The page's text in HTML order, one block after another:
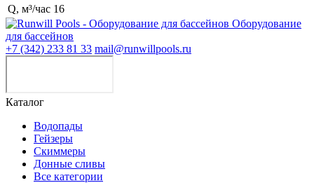
Q, м³/час 16
Оборудование
для бассейнов
+7 (342) 233 81 33 mail@runwillpools.ru
Каталог
Водопады
Гейзеры
Скиммеры
Донные сливы
Все категории